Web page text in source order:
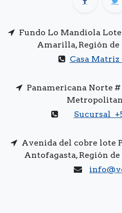
Fundo Lo Mandiola Lote
Amarilla, Región
Casa Matriz
Panamericana Norte #
Sucursal
Avenida del cobre lote
Antofagasta, Región